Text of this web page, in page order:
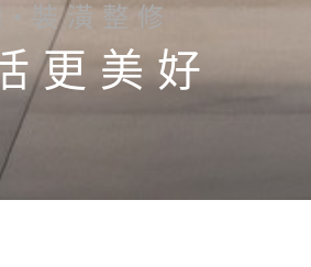
裝 潢 整 修
更 美 好